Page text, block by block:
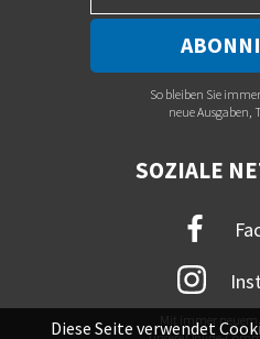
So bleiben Sie
neue Ausgaben,
SOZIALE
Mit immer neuem
Diese Seite verwendet